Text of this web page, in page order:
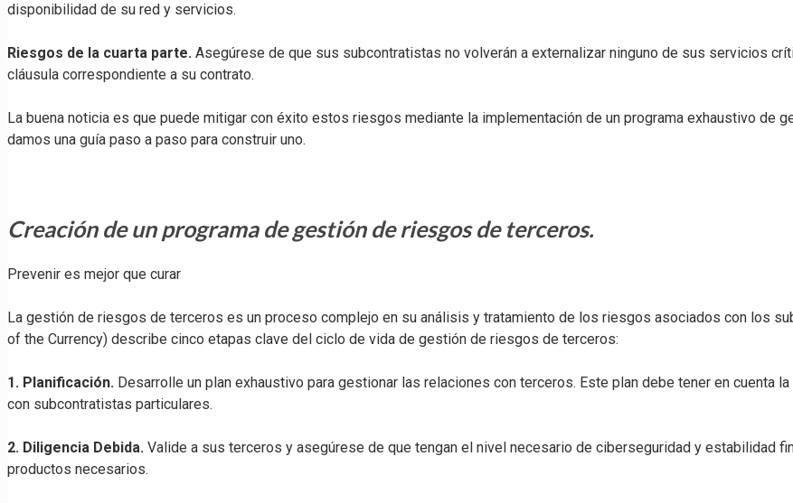
disponibilidad de su red y servicios.
Riesgos de la cuarta parte. Asegúrese de que sus subcontratistas no volverán a externalizar ninguno de sus servicios
cláusula correspondiente a su contrato.
La buena noticia es que puede mitigar con éxito estos riesgos mediante la implementación de un programa exhaustivo de
damos una guía paso a paso para construir uno.
Creación de un programa de gestión de riesgos de terceros.
Prevenir es mejor que curar
La gestión de riesgos de terceros es un proceso complejo en su análisis y tratamiento de los riesgos asociados con los
of the Currency) describe cinco etapas clave del ciclo de vida de gestión de riesgos de terceros:
1. Planificación. Desarrolle un plan exhaustivo para gestionar las relaciones con terceros. Este plan debe tener en cuenta
con subcontratistas particulares.
2. Diligencia Debida. Valide a sus terceros y asegúrese de que tengan el nivel necesario de ciberseguridad y estabilidad
productos necesarios.